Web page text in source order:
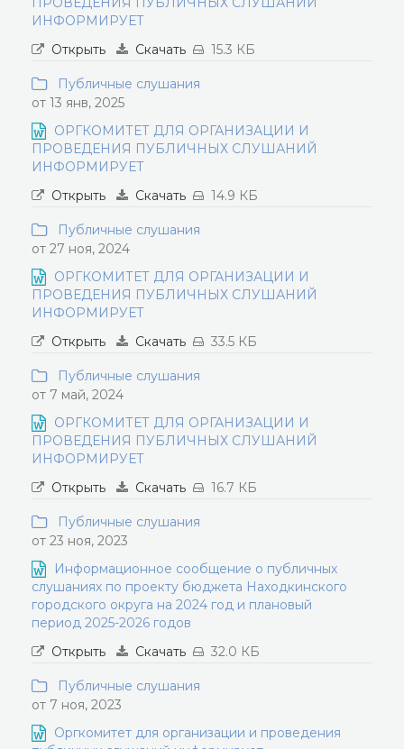
ИНФОРМИРУЕТ
Открыть
Скачать 15.3 КБ
Публичные слушания
от 13 янв, 2025
ОРГКОМИТЕТ ДЛЯ ОРГАНИЗАЦИИ И
ПРОВЕДЕНИЯ ПУБЛИЧНЫХ СЛУШАНИЙ
ИНФОРМИРУЕТ
Открыть
Скачать 14.9 КБ
Публичные слушания
от 27 ноя, 2024
ОРГКОМИТЕТ ДЛЯ ОРГАНИЗАЦИИ И
ПРОВЕДЕНИЯ ПУБЛИЧНЫХ СЛУШАНИЙ
ИНФОРМИРУЕТ
Открыть
Скачать 33.5 КБ
Публичные слушания
от 7 май, 2024
ОРГКОМИТЕТ ДЛЯ ОРГАНИЗАЦИИ И
ПРОВЕДЕНИЯ ПУБЛИЧНЫХ СЛУШАНИЙ
ИНФОРМИРУЕТ
Открыть
Скачать 16.7 КБ
Публичные слушания
от 23 ноя, 2023
Информационное сообщение о публичных
слушаниях по проекту бюджета Находкинского
городского округа на 2024 год и плановый
период 2025-2026 годов
Открыть
Скачать 32.0 КБ
Публичные слушания
от 7 ноя, 2023
Оргкомитет для организации и проведения